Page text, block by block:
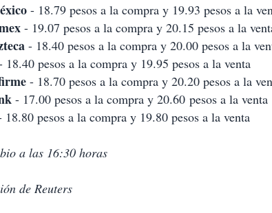
- 18.79 pesos a la compra y 19.93 pesos a la
- 19.07 pesos a la compra y 20.15 pesos a la
- 18.40 pesos a la compra y 20.00 pesos a la
18.40 pesos a la compra y 19.95 pesos a la venta
- 18.70 pesos a la compra y 20.20 pesos a la
- 17.00 pesos a la compra y 20.60 pesos a la venta
18.80 pesos a la compra y 19.80 pesos a la venta
a las 16:30 horas
de Reuters